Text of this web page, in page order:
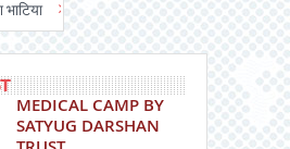
Admission advertisment श्री हनुमान
MEDICAL CAMP BY
SATYUG DARSHAN